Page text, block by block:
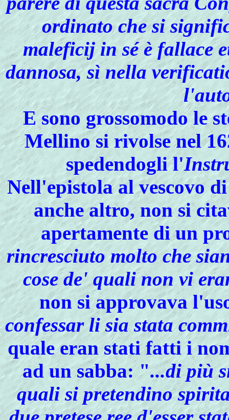
ordinato che si
maleficij in sé è fallace
dannosa, sì nella
E sono grossomodo le
Mellino si rivolse nel
spedendogli l'
Nell'epistola al vescovo
anche altro, non si
apertamente di un
rincresciuto molto che
cose de' quali non vi
non si approvava
confessar li sia stata
quale eran stati fatti i
ad unsabba: "...di più
quali si pretendino